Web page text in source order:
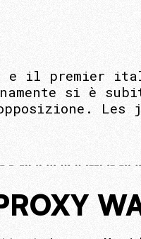
e il premier
si è